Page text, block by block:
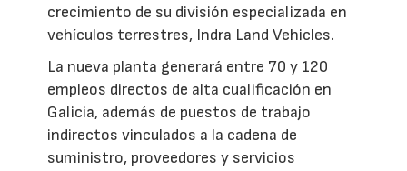
crecimiento de su división especializada en
vehículos terrestres, Indra Land Vehicles.
La nueva planta generará entre 70 y 120
empleos directos de alta cualificación en
Galicia, además de puestos de trabajo
indirectos vinculados a la cadena de
suministro, proveedores y servicios